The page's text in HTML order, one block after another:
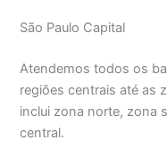
São Paulo Capital
Atendemos todos os
regiões centrais até as
inclui zona norte, zona
central.